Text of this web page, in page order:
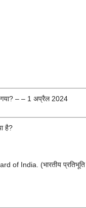
– – 1 अप्रैल 2024
है?
India. (भारतीय प्रतिभूति